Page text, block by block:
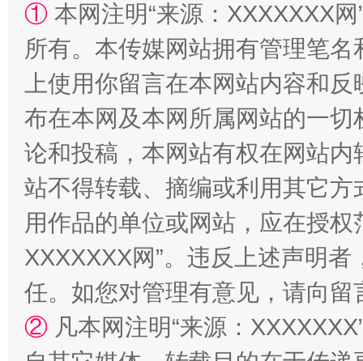
扯下公款旅游的“隐身衣” 如何以
① 本网注明“来源：XXXXXXX
所有。本传媒网站拥有管理笔
上使用你留言在本网站内容和
布在本网及本网所属网站的一
论和投稿，本网站有权在网站
站不得转载、摘编或利用其它
用作品的单位或网站，应在授
XXXXXXX网”。违反上述声明
任。如您对管理有意见，请向
② 凡本网注明“来源：